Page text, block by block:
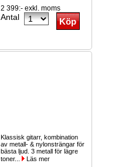
2 399:- exkl. moms
Antal
Klassisk gitarr, kombination
av metall- & nylonsträngar för
bästa ljud. 3 metall för lägre
toner...
Läs mer